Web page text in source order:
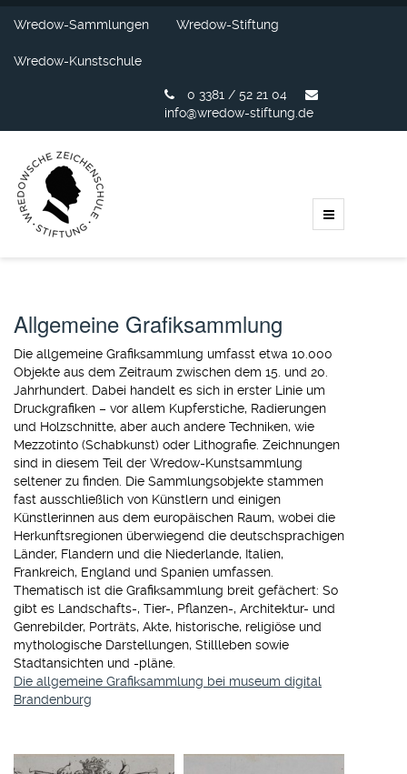
Wredow-Sammlungen Wredow-Stiftung
Wredow-Kunstschule
0 3381 / 52 21 04
info@wredow-stiftung.de
Allgemeine Grafiksammlung
Die allgemeine Grafiksammlung umfasst etwa 10.000
Objekte aus dem Zeitraum zwischen dem 15. und 20.
Jahrhundert. Dabei handelt es sich in erster Linie um
Druckgrafiken – vor allem Kupferstiche, Radierungen
und Holzschnitte, aber auch andere Techniken, wie
Mezzotinto (Schabkunst) oder Lithografie. Zeichnungen
sind in diesem Teil der Wredow-Kunstsammlung
seltener zu finden. Die Sammlungsobjekte stammen
fast ausschließlich von Künstlern und einigen
Künstlerinnen aus dem europäischen Raum, wobei die
Herkunftsregionen überwiegend die deutschsprachigen
Länder, Flandern und die Niederlande, Italien,
Frankreich, England und Spanien umfassen.
Thematisch ist die Grafiksammlung breit gefächert: So
gibt es Landschafts-, Tier-, Pflanzen-, Architektur- und
Genrebilder, Porträts, Akte, historische, religiöse und
mythologische Darstellungen, Stillleben sowie
Stadtansichten und -pläne.
Die allgemeine Grafiksammlung bei museum digital
Brandenburg